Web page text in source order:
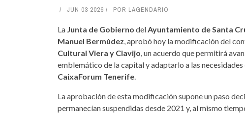
JUN 03 2026 POR LAGENDARIO
La Junta de Gobierno del Ayuntamiento de Santa
Manuel Bermúdez , aprobó hoy la modificación del
Cultural Viera y Clavijo , un acuerdo que permitirá
emblemático de la capital y adaptarlo a las
CaixaForum Tenerife
La aprobación de esta modificación supone un paso
permanecían suspendidas desde 2021 y, al mismo